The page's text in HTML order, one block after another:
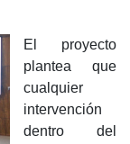
El proyecto
plantea que
cualquier
intervención
dentro del